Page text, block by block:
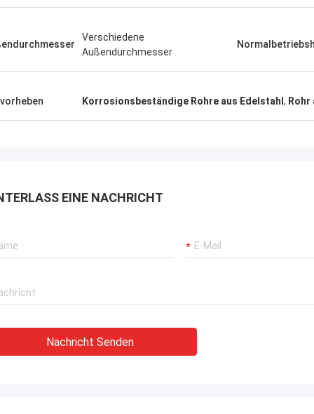
Zusammenarbeit mit Hongum im
gezeigt.Gewährleistung eines
Verschiedene
Außendurchmesser
Korrosionsbeständige Rohre aus Edelstahl , Rohr
EINE NACHRICHT
Nachricht Senden